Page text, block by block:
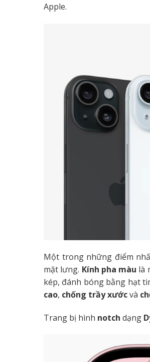
Apple.
Một trong những điểm
mặt lưng. Kính pha màu là
kép, đánh bóng bằng hạt
cao, chống trầy xướcvà
Trang bị hình notch dạng